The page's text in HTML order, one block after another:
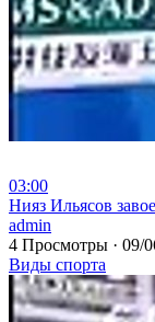
03:00
⁣Нияз Ильясов
admin
4 Просмотры · 09/
Виды спорта